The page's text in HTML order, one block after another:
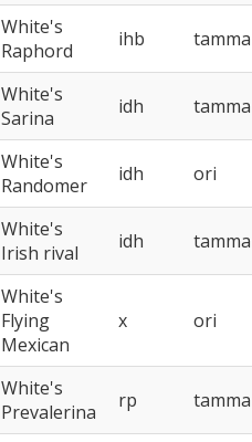
White's
Raphord
ihb tamma
White's
Sarina
idh tamma
White's
Randomer
idh ori
White's
Irish rival
idh tamma
White's
Flying
Mexican
x ori
White's
Prevalerina
rp tamma